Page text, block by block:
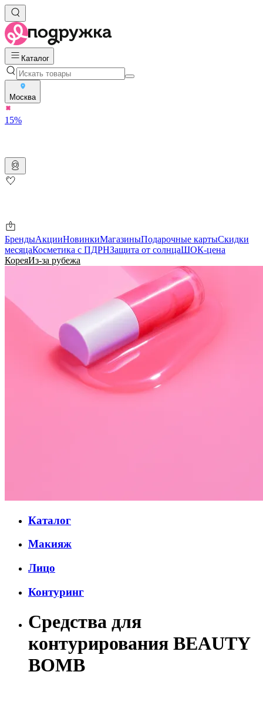
Каталог
Москва
15%
БрендыАкцииНовинкиМагазиныПодарочные картыСкидки
месяцаКосметика с ПДРНЗащита от солнцаШОК-цена
КореяИз-за рубежа
Каталог
Макияж
Лицо
Контуринг
Средства для
контурирования BEAUTY
BOMB